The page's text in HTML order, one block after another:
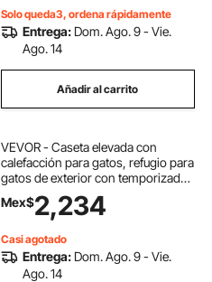
Solo queda3, ordena rápidamente
Entrega: Dom. Ago. 9 - Vie.
Ago. 14
Añadir al carrito
VEVOR - Caseta elevada con
calefacción para gatos, refugio para
gatos de exterior con temporizador,
tela Oxford 600D, plegable, con
almohadilla térmica para
mantenerlos cálidos y cómodos en
invierno, color marrón (medio)
Mex$2,234
Casi agotado
Entrega: Dom. Ago. 9 - Vie.
Ago. 14